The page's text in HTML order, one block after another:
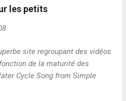
les petits
site regroupant des vidéos
de la maturité des
Cycle Song from Simple